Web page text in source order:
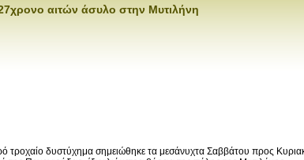
αιτών άσυλο στην Μυτιλήνη
τροχαίο δυστύχημα σημειώθηκε τα μεσάνυχτα Σαββάτου προς